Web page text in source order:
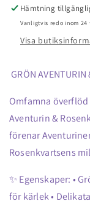
&amp;
rosenkvarts,
pärlor
Hämtning
Vanligtvis redo inom 24
Visa
GRÖN
Omfamna
Aventurin &
förenar
Rosenkvartsens
✨ Egenskaper: •
för kärlek •